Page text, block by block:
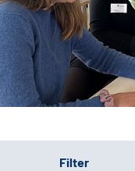
Suche
Leichte Sprache
Gebärdensprache
Filter